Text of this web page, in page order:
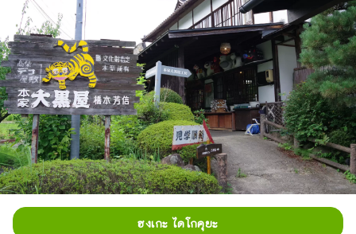
ฮงเกะ ไดโกคุยะ